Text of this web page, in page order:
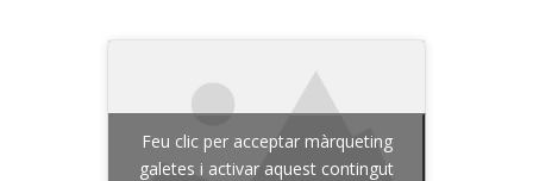
Feu clic per acceptar màrqueting
galetes i activar aquest contingut